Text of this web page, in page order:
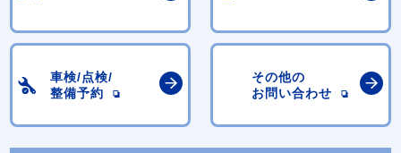
車検/点検/
整備予約
その他の
お問い合わせ